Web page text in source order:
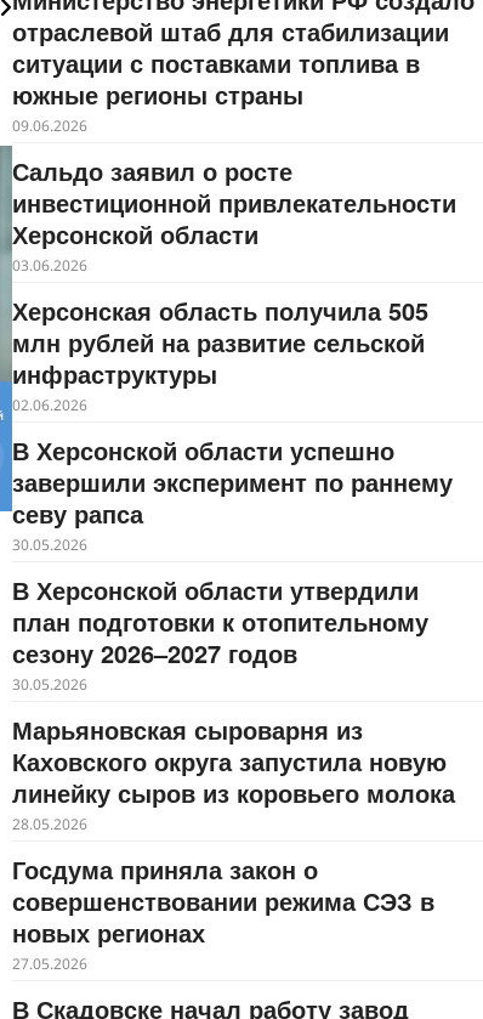
отраслевой штаб для стабилизации
ситуации с поставками топлива в
южные регионы страны
09.06.2026
Сальдо заявил о росте
инвестиционной привлекательности
Херсонской области
03.06.2026
Херсонская область получила 505
млн рублей на развитие сельской
инфраструктуры
02.06.2026
В Херсонской области успешно
завершили эксперимент по раннему
севу рапса
30.05.2026
В Херсонской области утвердили
план подготовки к отопительному
сезону 2026–2027 годов
30.05.2026
Марьяновская сыроварня из
Каховского округа запустила новую
линейку сыров из коровьего молока
28.05.2026
Госдума приняла закон о
совершенствовании режима СЭЗ в
новых регионах
27.05.2026
В Скадовске начал работу завод